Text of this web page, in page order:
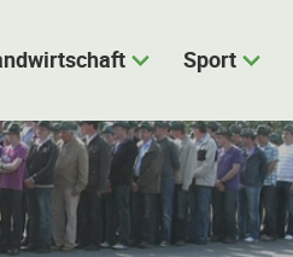
Sport